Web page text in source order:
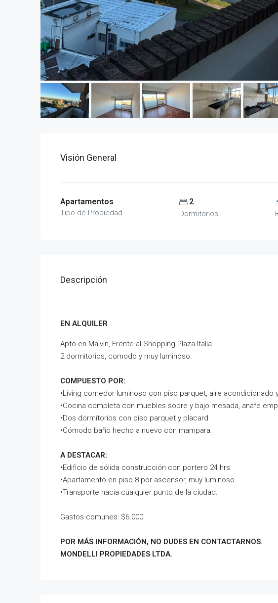
Visión General
Apartamentos
Tipo de Propiedad
2
Dormitorios
Descripción
EN ALQUILER
Apto en Malvin, Frente al Shopping Plaza Italia.
2 dormitorios, comodo y muy luminoso.
.
COMPUESTO POR:
•Living comedor luminoso con piso parquet, aire acondicionado
•Cocina completa con muebles sobre y bajo mesada, anafe
•Dos dormitorios con piso parquet y placard.
•Cómodo baño hecho a nuevo con mampara.
.
A DESTACAR:
•Edificio de sólida construcción con portero 24 hrs.
•Apartamento en piso 8 por ascensor, muy luminoso.
•Transporte hacia cualquier punto de la ciudad.
.
Gastos comunes: $6.000
.
POR MÁS INFORMACIÓN, NO DUDES EN CONTACTARNOS.
MONDELLI PROPIEDADES LTDA.